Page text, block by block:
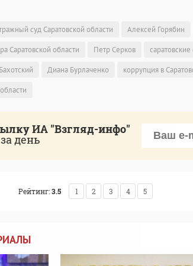
суд Саратовской области Алексей Горябин
Саратовской области
Петр Серков
саратовские
Диана Бурлаченко
коррупция в
ИА "Взгляд-инфо"
день
Рейтинг:3.5 1 2 3 4 5